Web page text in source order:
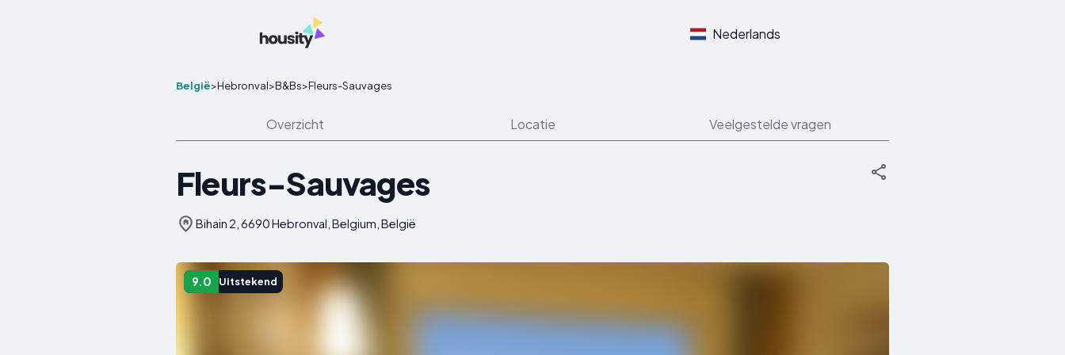
Nederlands
België>Hebronval>B&Bs>Fleurs-Sauvages
Overzicht Locatie Veelgestelde vragen
Fleurs-Sauvages
Bihain 2, 6690 Hebronval, Belgium, België
9.0 Uitstekend